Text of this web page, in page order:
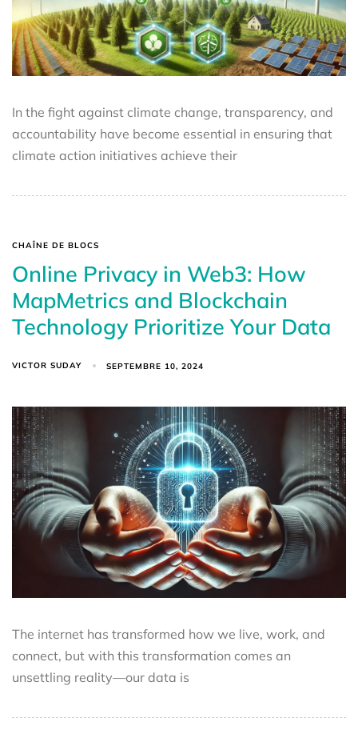
In the fight against climate change, transparency, and
accountability have become essential in ensuring that
climate action initiatives achieve their
CHAÎNE DE BLOCS
Online Privacy in Web3: How
MapMetrics and Blockchain
Technology Prioritize Your Data
VICTOR SUDAY SEPTEMBRE 10, 2024
The internet has transformed how we live, work, and
connect, but with this transformation comes an
unsettling reality—our data is